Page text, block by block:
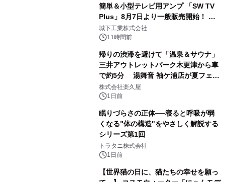
簡単＆小型テレビ用アンプ 「SW TV
Plus」8月7日より一般販売開始！ ケ
ーブル1本つなぐだけ、テレビの音が
ぐっと豊かに
城下工業株式会社
11時間前
帰りの渋滞を避けて「温泉＆サウナ」
三井アウトレットパーク木更津から車
で約5分 湯舞音 袖ケ浦店が夏フェア
メニューを提供
株式会社楽久屋
1日前
眠りづらさの正体──寝ると呼吸が弱
くなる"体の構造"をやさしく解説する
シリーズ第1回
トラタニ株式会社
1日前
【世界猫の日に、猫たちの幸せを願っ